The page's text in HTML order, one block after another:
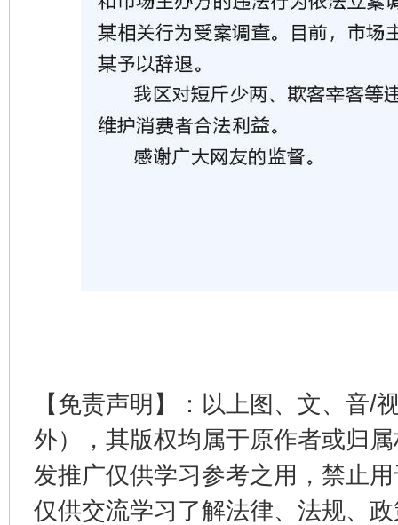
【免责声明】：以上图、文、音/
外），其版权均属于原作者或归
发推广仅供学习参考之用，禁止
仅供交流学习了解法律、法规、